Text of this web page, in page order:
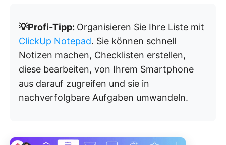
💡Profi-Tipp: Organisieren Sie Ihre Liste mit
ClickUp Notepad. Sie können schnell
Notizen machen, Checklisten erstellen,
diese bearbeiten, von Ihrem Smartphone
aus darauf zugreifen und sie in
nachverfolgbare Aufgaben umwandeln.